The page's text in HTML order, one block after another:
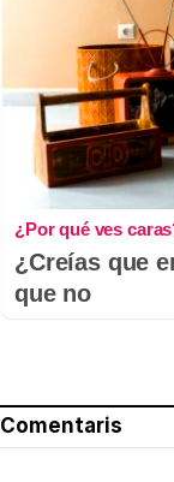
¿Por qué ves
¿Creías que
que no
Comentaris